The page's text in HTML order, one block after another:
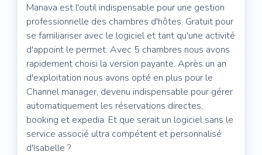
Manava est l'outil indispensable pour une gestion
professionnelle des chambres d'hôtes. Gratuit pour
se familiariser avec le logiciel et tant qu'une activité
d'appoint le permet. Avec 5 chambres nous avons
rapidement choisi la version payante. Après un an
d'exploitation nous avons opté en plus pour le
Channel manager, devenu indispensable pour gérer
automatiquement les réservations directes,
booking et expedia. Et que serait un logiciel sans le
service associé ultra compétent et personnalisé
d'Isabelle ?